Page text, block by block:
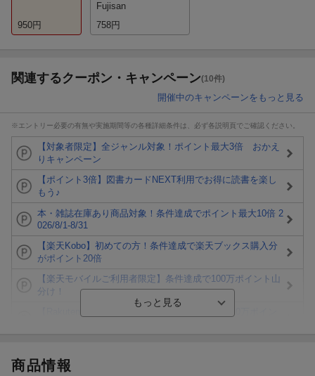
950円
Fujisan
758円
関連するクーポン・キャンペーン(10件)
開催中のキャンペーンをもっと見る
※エントリー必要の有無や実施期間等の各種詳細条件は、必ず各説明頁でご確認ください。
【対象者限定】全ジャンル対象！ポイント最大3倍 おかえ
りキャンペーン
【ポイント3倍】図書カードNEXT利用でお得に読書を楽し
もう♪
本・雑誌在庫あり商品対象！条件達成でポイント最大10倍 2
026/8/1-8/31
【楽天Kobo】初めての方！条件達成で楽天ブックス購入分
がポイント20倍
【楽天モバイルご利用者限定】条件達成で100万ポイント山
分け！
が当たる！
商品情報